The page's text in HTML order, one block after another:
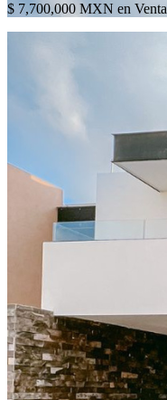
$ 7,700,000 MXN en Venta